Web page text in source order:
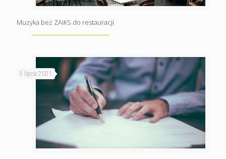
Muzyka bez ZAiKS do restauracji
5 lipca 2021